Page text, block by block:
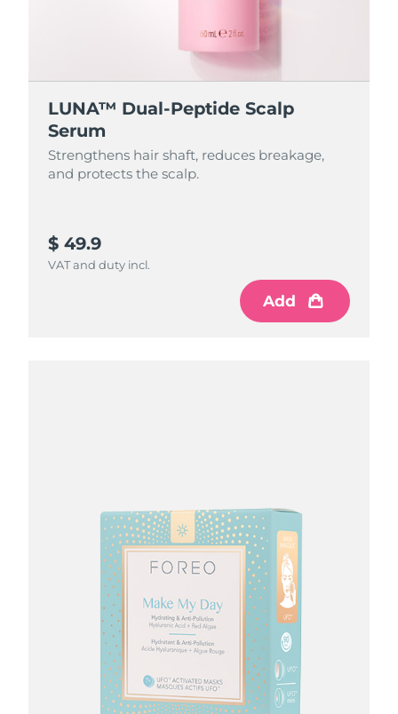
LUNA™ Dual-Peptide Scalp
Serum
Strengthens hair shaft, reduces breakage,
and protects the scalp.
$ 49.9
VAT and duty incl.
Add